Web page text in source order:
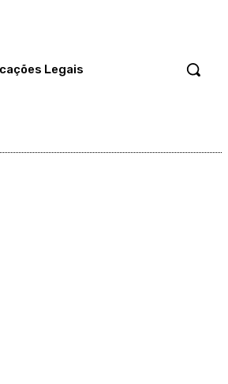
Legais